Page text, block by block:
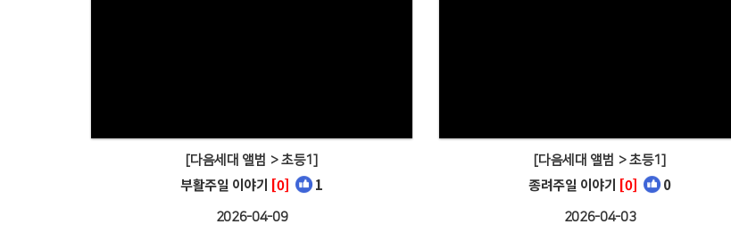
[다음세대 앨범 > 초등1]
부활주일 이야기 [0] 1
2026-04-09
[다음세대 앨범 > 초등1]
종려주일 이야기 [0] 0
2026-04-03